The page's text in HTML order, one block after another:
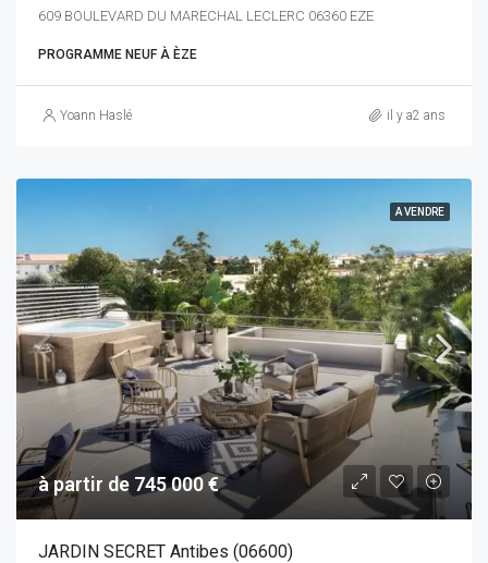
609 BOULEVARD DU MARECHAL LECLERC 06360 EZE
PROGRAMME NEUF À ÈZE
Yoann Haslé il y a2 ans
A VENDRE
à partir de 745 000 €
JARDIN SECRET Antibes (06600)